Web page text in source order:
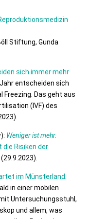
Stiftung, Gunda
sich immer mehr
entscheiden sich
Freezing. Das geht aus
(IVF) des
Weniger ist mehr.
Risiken der
(29.9.2023).
im Münsterland
in einer mobilen
Untersuchungsstuhl,
und allem, was